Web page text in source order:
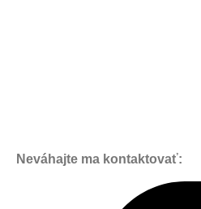
Neváhajte ma kontaktovať: